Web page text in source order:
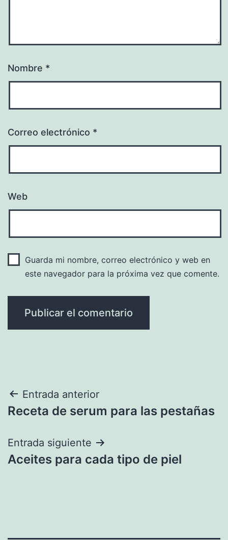
Nombre *
Correo electrónico *
Web
Guarda mi nombre, correo electrónico y web en
este navegador para la próxima vez que comente.
Navegación
de
entradas
Entrada anterior
Receta de serum para las pestañas
Entrada siguiente
Aceites para cada tipo de piel